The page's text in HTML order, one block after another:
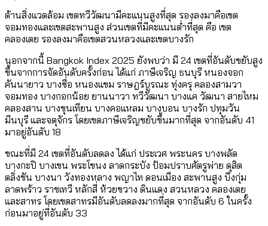
ด้านสิ่งแวดล้อม เขตทวีวัฒนามีคะแนนสูงที่สุด รองลงมาคือเขต
จอมทองและเขตสะพานสูง ส่วนเขตที่มีคะแนนต่ำที่สุด คือ เขต
คลองเตย รองลงมาคือเขตสวนหลวงและเขตบางรัก
นอกจากนี้ Bangkok Index 2025 ยังพบว่า มี 24 เขตที่อันดับขยับสูง
ขึ้นจากการจัดอันดับครั้งก่อน ได้แก่ ภาษีเจริญ ธนบุรี หนองจอก
คันนายาว บางซื่อ หนองแขม ราษฎร์บูรณะ ทุ่งครุ คลองสามวา
จอมทอง บางกอกน้อย ยานนาวา ทวีวัฒนา บางแค วัฒนา สายไหม
คลองสาน บางขุนเทียน บางคอแหลม บางบอน บางรัก ปทุมวัน
มีนบุรี และจตุจักร โดยเขตภาษีเจริญขยับขึ้นมากที่สุด จากอันดับ 41
มาอยู่อันดับ 18
ขณะที่มี 24 เขตที่อันดับลดลง ได้แก่ ประเวศ พระนคร บางพลัด
บางกะปิ บางเขน พระโขนง ลาดกระบัง ป้อมปราบศัตรูพ่าย ดุสิต
ตลิ่งชัน บางนา วังทองหลาง พญาไท ดอนเมือง สะพานสูง บึงกุ่ม
ลาดพร้าว ราชเทวี หลักสี่ ห้วยขวาง ดินแดง สวนหลวง คลองเตย
และสาทร โดยเขตสาทรมีอันดับลดลงมากที่สุด จากอันดับ 6 ในครั้ง
ก่อนมาอยู่ที่อันดับ 33